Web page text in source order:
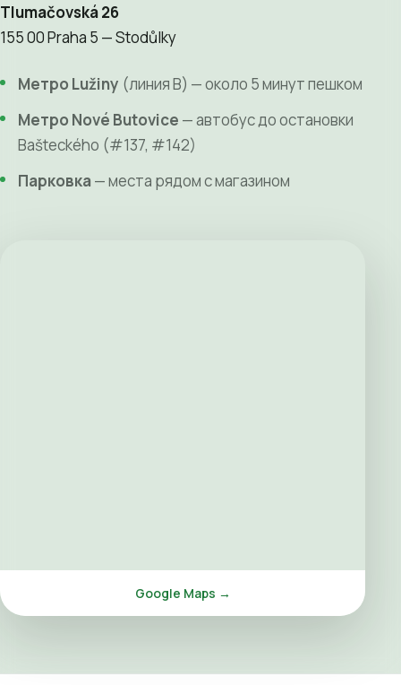
Tlumačovská 26
155 00 Praha 5 — Stodůlky
Метро Lužiny (линия B) — около 5 минут пешком
Метро Nové Butovice — автобус до остановки
Bašteckého (#137, #142)
Парковка — места рядом с магазином
Google Maps →